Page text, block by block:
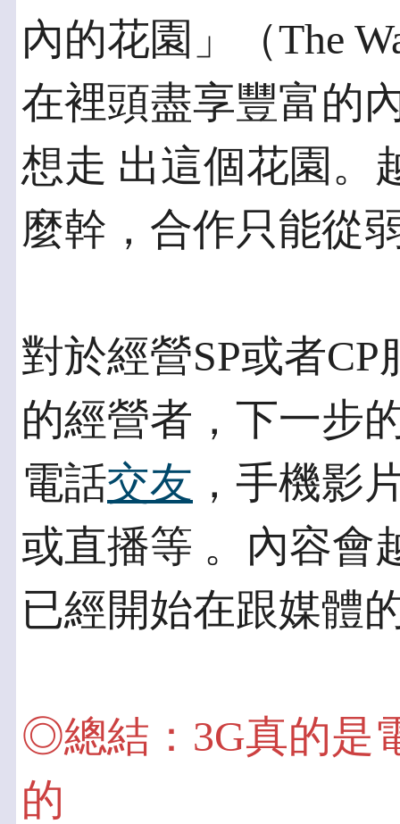
內的花園」（The
在裡頭盡享豐富的
想走 出這個花園。
麼幹，合作只能從
對於經營SP或者
的經營者，下一步
電話交友 ，手機影
或直播等 。內容會
已經開始在跟媒體
◎總結：3G真的是
的